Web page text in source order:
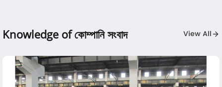
Knowledge of কোম্পানি সংবাদ View All